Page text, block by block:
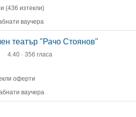
(436 изтекли)
ваучера
театър "Рачо Стоянов"
4.40 · 356 гласа
оферти
ваучера